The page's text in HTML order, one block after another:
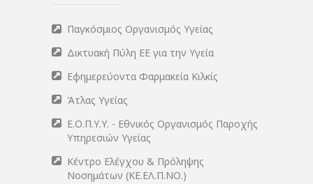
Παγκόσμιος Οργανισμός Υγείας
Δικτυακή Πύλη ΕΕ για την Υγεία
Εφημερεύοντα Φαρμακεία Κιλκίς
Άτλας Υγείας
Ε.Ο.Π.Υ.Υ. - Εθνικός Οργανισμός Παροχής
Υπηρεσιών Υγείας
Κέντρο Ελέγχου & Πρόληψης
Νοσημάτων (ΚΕ.ΕΛ.Π.ΝΟ.)